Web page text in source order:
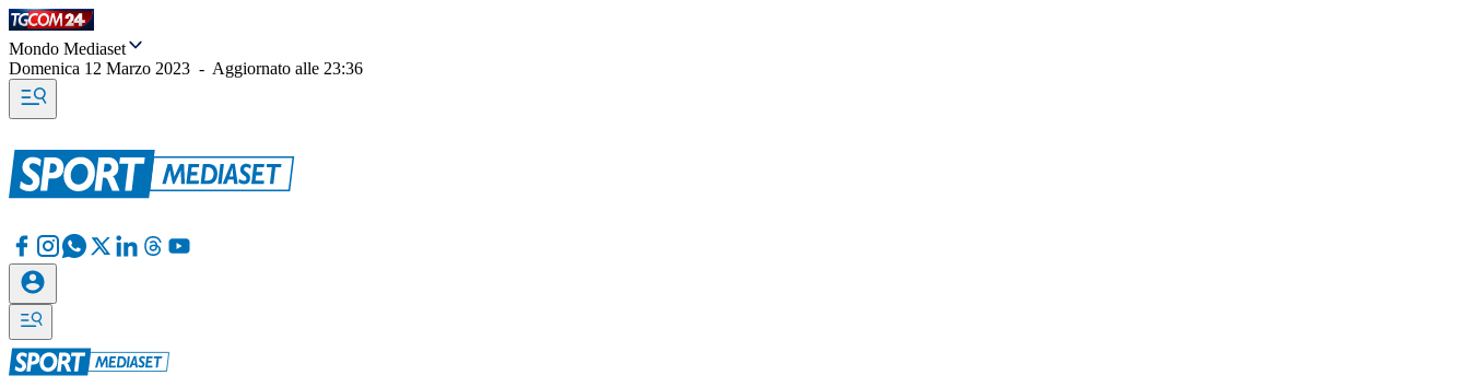
Mondo Mediaset
Domenica 12 Marzo 2023 - Aggiornato alle 23:36